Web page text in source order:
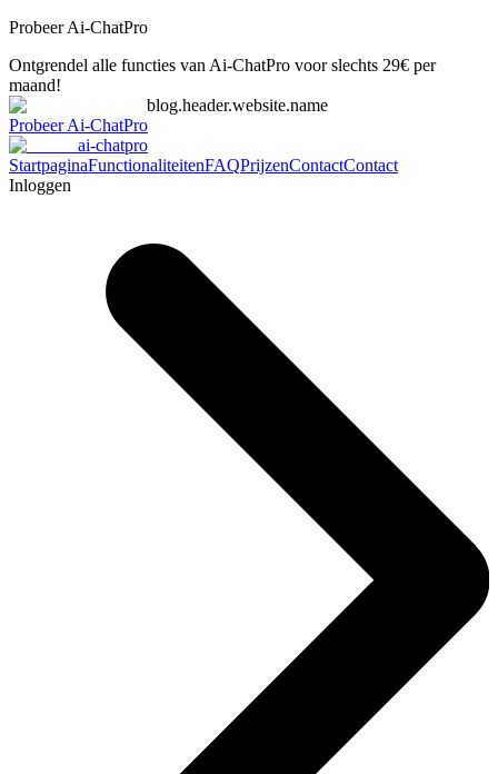
Probeer Ai-ChatPro
Ontgrendel alle functies van Ai-ChatPro voor slechts 29€ per
maand!
blog.header.website.name
Probeer Ai-ChatPro
ai-chatpro
StartpaginaFunctionaliteitenFAQPrijzenContactContact
Inloggen